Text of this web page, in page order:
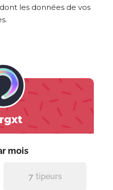
les données de vos
.
mois
7 tipeurs